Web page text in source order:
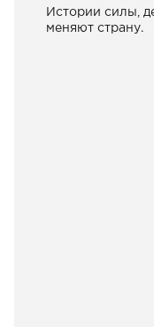
Истории силы,
меняют страну.